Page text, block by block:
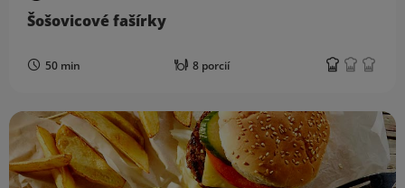
Šošovicové fašírky
50 min 8 porcií